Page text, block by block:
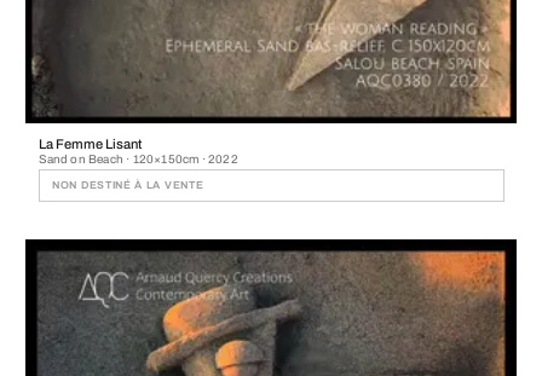
La Femme Lisant
Sand on Beach · 120×150cm · 2022
NON DESTINÉ À LA VENTE